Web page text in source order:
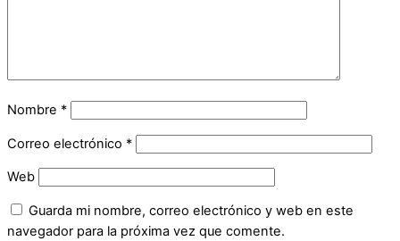
Nombre *
Correo electrónico *
Web
Guarda mi nombre, correo electrónico y web en este
navegador para la próxima vez que comente.